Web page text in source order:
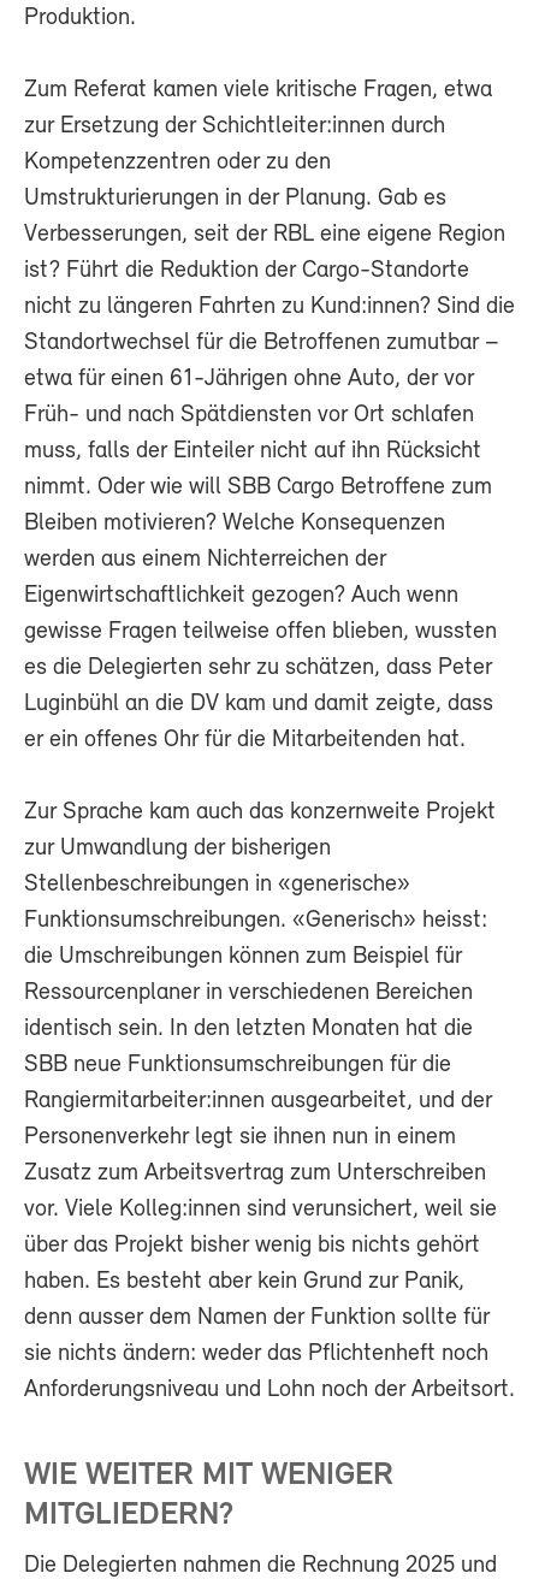
Produktion.
Zum Referat kamen viele kritische Fragen, etwa
zur Ersetzung der Schichtleiter:innen durch
Kompetenzzentren oder zu den
Umstrukturierungen in der Planung. Gab es
Verbesserungen, seit der RBL eine eigene Region
ist? Führt die Reduktion der Cargo-Standorte
nicht zu längeren Fahrten zu Kund:innen? Sind die
Standortwechsel für die Betroffenen zumutbar –
etwa für einen 61-Jährigen ohne Auto, der vor
Früh- und nach Spätdiensten vor Ort schlafen
muss, falls der Einteiler nicht auf ihn Rücksicht
nimmt. Oder wie will SBB Cargo Betroffene zum
Bleiben motivieren? Welche Konsequenzen
werden aus einem Nichterreichen der
Eigenwirtschaftlichkeit gezogen? Auch wenn
gewisse Fragen teilweise offen blieben, wussten
es die Delegierten sehr zu schätzen, dass Peter
Luginbühl an die DV kam und damit zeigte, dass
er ein offenes Ohr für die Mitarbeitenden hat.
Zur Sprache kam auch das konzernweite Projekt
zur Umwandlung der bisherigen
Stellenbeschreibungen in «generische»
Funktionsumschreibungen. «Generisch» heisst:
die Umschreibungen können zum Beispiel für
Ressourcenplaner in verschiedenen Bereichen
identisch sein. In den letzten Monaten hat die
SBB neue Funktionsumschreibungen für die
Rangiermitarbeiter:innen ausgearbeitet, und der
Personenverkehr legt sie ihnen nun in einem
Zusatz zum Arbeitsvertrag zum Unterschreiben
vor. Viele Kolleg:innen sind verunsichert, weil sie
über das Projekt bisher wenig bis nichts gehört
haben. Es besteht aber kein Grund zur Panik,
denn ausser dem Namen der Funktion sollte für
sie nichts ändern: weder das Pflichtenheft noch
Anforderungsniveau und Lohn noch der Arbeitsort.
WIE WEITER MIT WENIGER
MITGLIEDERN?
Die Delegierten nahmen die Rechnung 2025 und